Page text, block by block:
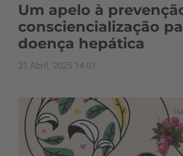
Um apelo à
consciencialização
doença hepática
21 Abril, 2025 14:01